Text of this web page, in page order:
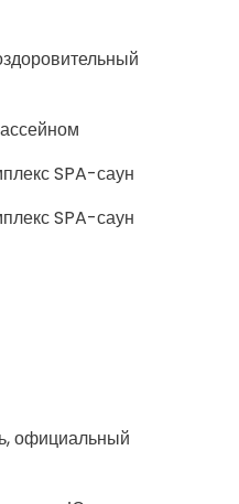
SPA-саун
SPA-саун
официальный